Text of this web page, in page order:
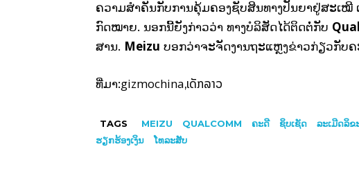
ຄວາມສຳຄັນກັບການຄຸ້ມຄອງຊັບສິນທາງປັນຍາຢູ່ສະເໝີ
ກົດໝາຍ. ນອກນີ້ຍັງກ່າວວ່າ ທາງບໍລິສັດໄດ້ຕິດຕໍ່ກັບ
ສານ. Meizu ບອກວ່າຈະຈັດງານຖະແຫຼງຂ່າວກ່ຽວກັບ
ທີ່ມາ:gizmochina,ເດັກລາວ
TAGS MEIZU QUALCOMM ຄະດີ ຊິບເຊັດ ລະເມີດລິຂ
ຮຽກຮ້ອງເງິນ
ໂທລະສັບ